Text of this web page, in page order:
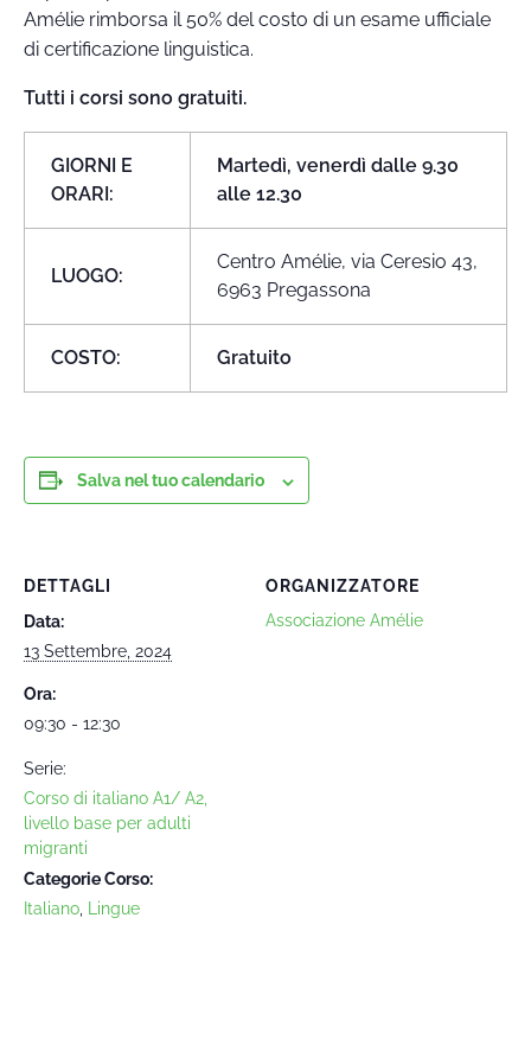
Amélie rimborsa il 50% del costo di un esame ufficiale
di certificazione linguistica.
Tutti i corsi sono gratuiti.
GIORNI E
ORARI:
Martedì, venerdì dalle 9.30
alle 12.30
LUOGO:
Centro Amélie, via Ceresio 43,
6963 Pregassona
COSTO: Gratuito
Salva nel tuo calendario
DETTAGLI
Data:
13 Settembre, 2024
Ora:
09:30 - 12:30
Serie:
Corso di italiano A1/ A2,
livello base per adulti
migranti
Categorie Corso:
Italiano
Lingue
ORGANIZZATORE
Associazione Amélie